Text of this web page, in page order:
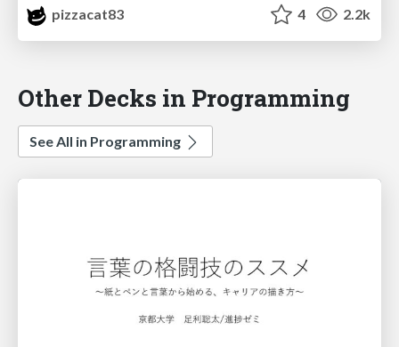
pizzacat83 4 2.2k
Other Decks in Programming
See All in Programming